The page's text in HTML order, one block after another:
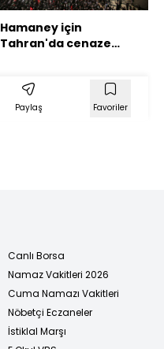
Hamaney için
Tahran'da cenaze
Paylaş Favoriler
Canlı Borsa
Namaz Vakitleri 2026
Cuma Namazı Vakitleri
Nöbetçi Eczaneler
İstiklal Marşı